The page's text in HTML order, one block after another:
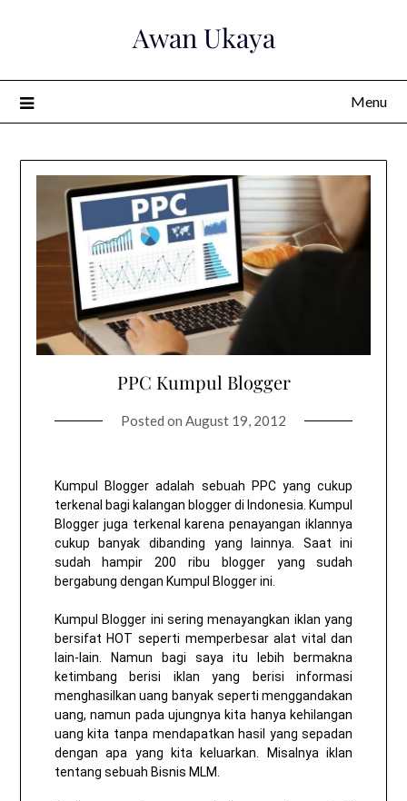
Awan Ukaya
Menu
PPC Kumpul Blogger
Posted on August 19, 2012
Kumpul Blogger adalah sebuah PPC yang cukup
terkenal bagi kalangan blogger di Indonesia. Kumpul
Blogger juga terkenal karena penayangan iklannya
cukup banyak dibanding yang lainnya. Saat ini
sudah hampir 200 ribu blogger yang sudah
bergabung dengan Kumpul Blogger ini.
Kumpul Blogger ini sering menayangkan iklan yang
bersifat HOT seperti memperbesar alat vital dan
lain-lain. Namun bagi saya itu lebih bermakna
ketimbang berisi iklan yang berisi informasi
menghasilkan uang banyak seperti menggandakan
uang, namun pada ujungnya kita hanya kehilangan
uang kita tanpa mendapatkan hasil yang sepadan
dengan apa yang kita keluarkan. Misalnya iklan
tentang sebuah Bisnis MLM.